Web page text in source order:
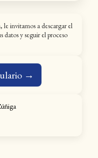
invitamos a descargar el
y seguir el proceso
→